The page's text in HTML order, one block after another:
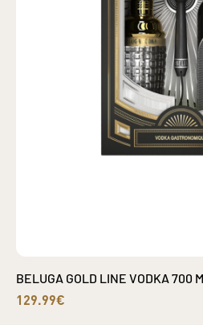
BELUGA GOLD LINE VODKA 700
129.99€